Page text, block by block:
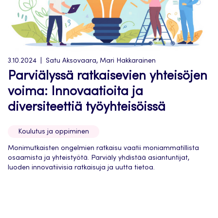
3.10.2024 Satu Aksovaara, Mari Hakkarainen
Parviälyssä ratkaisevien yhteisöjen
voima: Innovaatioita ja
diversiteettiä työyhteisöissä
Koulutus ja oppiminen
Monimutkaisten ongelmien ratkaisu vaatii moniammatillista
osaamista ja yhteistyötä. Parviäly yhdistää asiantuntijat,
luoden innovatiivisia ratkaisuja ja uutta tietoa.